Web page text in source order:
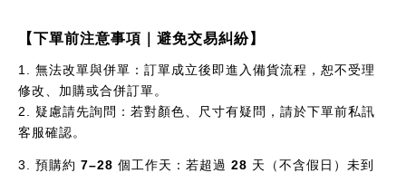
【下單前注意事項｜避免交易糾紛】
1.
無法改單與併單：訂單成立後即進入備貨流程，恕不受理
修改、加購或合併訂單。
2.
疑慮請先詢問：若對顏色、尺寸有疑問，請於下單前私訊
客服確認。
3. 預購約 7–28 個工作天：若超過 28 天（不含假日）未到